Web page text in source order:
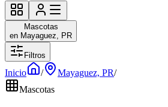
Mascotas
en Mayaguez, PR
Filtros
Inicio / Mayaguez, PR/
Mascotas